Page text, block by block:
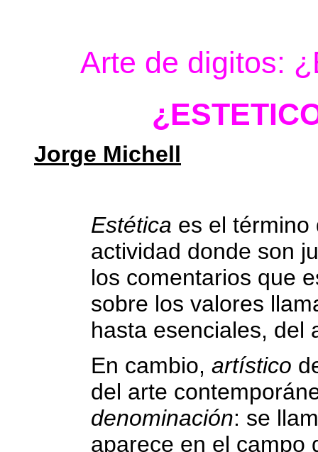
Arte de digitos:
Jorge Michell
Estética es el término
actividad donde son
los comentarios que
sobre los valores
hasta esenciales, del
En cambio, artístico
del arte
denominación: se
aparece en el campo